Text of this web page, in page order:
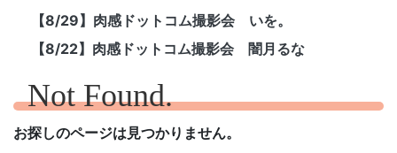
【8/29】肉感ドットコム撮影会 いを。
【8/22】肉感ドットコム撮影会 闇月るな
Not Found.
お探しのページは見つかりません。